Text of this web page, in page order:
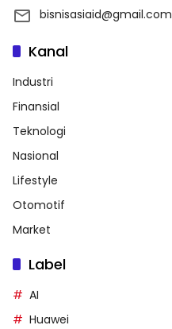
bisnisasiaid@gmail.com
Kanal
Industri
Finansial
Teknologi
Nasional
Lifestyle
Otomotif
Market
Label
AI
Huawei